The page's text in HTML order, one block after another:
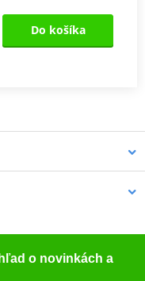
Do košíka
speciálně navrženou
a bezpečný produkt,
stačí namontovat
o novinkách a